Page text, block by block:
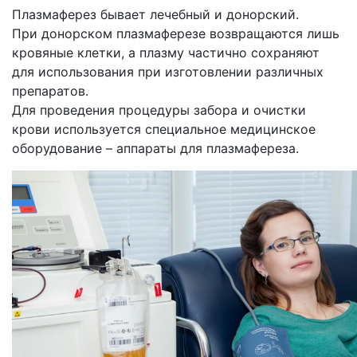
Плазмаферез бывает лечебный и донорский.
При донорском плазмаферезе возвращаются лишь
кровяные клетки, а плазму частично сохраняют
для использования при изготовлении различных
препаратов.
Для проведения процедуры забора и очистки
крови используется специальное медицинское
оборудование – аппараты для плазмафереза.